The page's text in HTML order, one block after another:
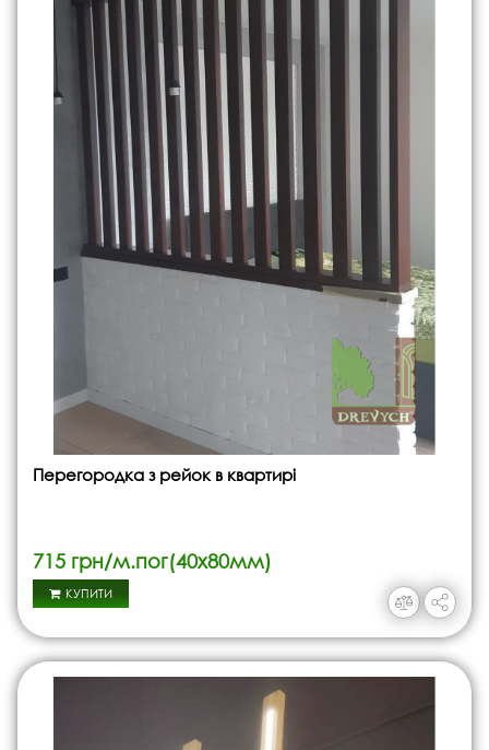
Перегородка з рейок в квартирі
715 грн/м.пог(40х80мм)
КУПИТИ